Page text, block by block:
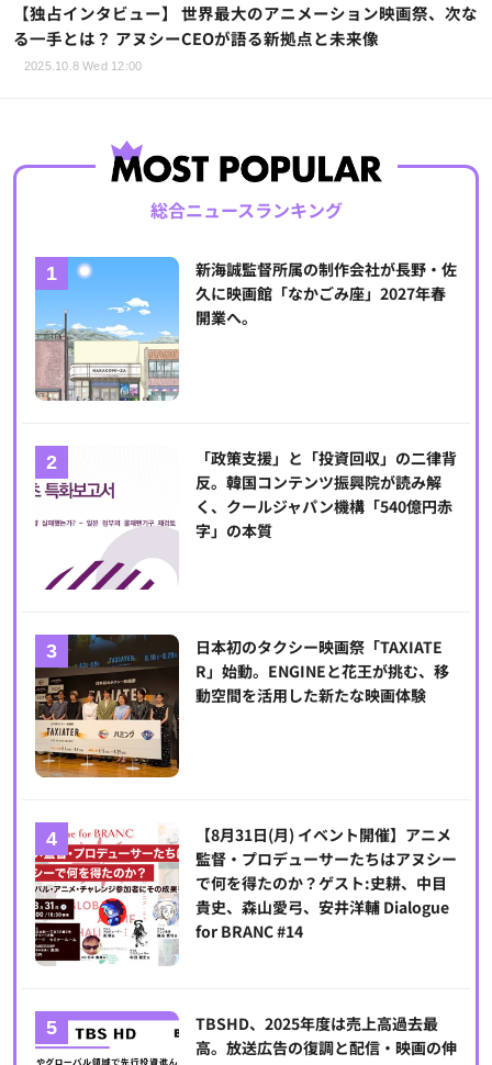
【独占インタビュー】 世界最大のアニメーション映画祭、次な
る一手とは？ アヌシーCEOが語る新拠点と未来像
2025.10.8 Wed 12:00
総合ニュースランキング
新海誠監督所属の制作会社が長野・佐
久に映画館「なかごみ座」2027年春
開業へ。
「政策支援」と「投資回収」の二律背
反。韓国コンテンツ振興院が読み解
く、クールジャパン機構「540億円赤
字」の本質
日本初のタクシー映画祭「TAXIATE
R」始動。ENGINEと花王が挑む、移
動空間を活用した新たな映画体験
【8月31日(月) イベント開催】アニメ
監督・プロデューサーたちはアヌシー
で何を得たのか？ゲスト:史耕、中目
貴史、森山愛弓、安井洋輔 Dialogue
for BRANC #14
TBSHD、2025年度は売上高過去最
高。放送広告の復調と配信・映画の伸